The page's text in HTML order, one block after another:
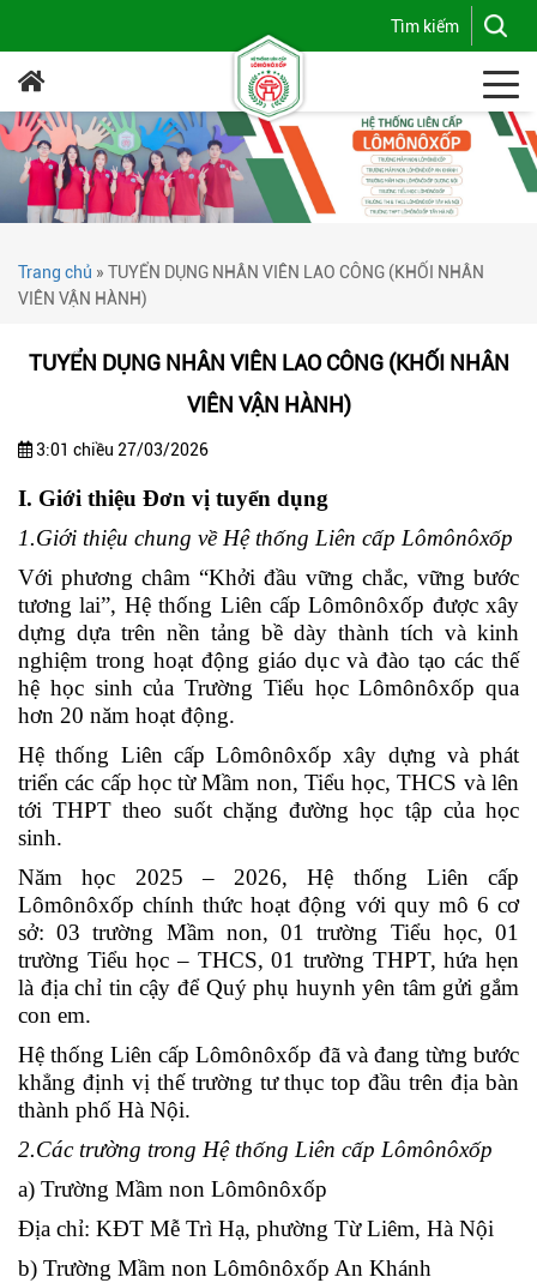
Trang chủ » TUYỂN DỤNG NHÂN VIÊN LAO CÔNG (KHỐI NHÂN
VIÊN VẬN HÀNH)
TUYỂN DỤNG NHÂN VIÊN LAO CÔNG (KHỐI NHÂN
VIÊN VẬN HÀNH)
3:01 chiều 27/03/2026
I. Giới thiệu Đơn vị tuyển dụng
1.Giới thiệu chung về Hệ thống Liên cấp Lômônôxốp
Với phương châm “Khởi đầu vững chắc, vững bước
tương lai”, Hệ thống Liên cấp Lômônôxốp được xây
dựng dựa trên nền tảng bề dày thành tích và kinh
nghiệm trong hoạt động giáo dục và đào tạo các thế
hệ học sinh của Trường Tiểu học Lômônôxốp qua
hơn 20 năm hoạt động.
Hệ thống Liên cấp Lômônôxốp xây dựng và phát
triển các cấp học từ Mầm non, Tiểu học, THCS và lên
tới THPT theo suốt chặng đường học tập của học
sinh.
Năm học 2025 – 2026, Hệ thống Liên cấp
Lômônôxốp chính thức hoạt động với quy mô 6 cơ
sở: 03 trường Mầm non, 01 trường Tiểu học, 01
trường Tiểu học – THCS, 01 trường THPT, hứa hẹn
là địa chỉ tin cậy để Quý phụ huynh yên tâm gửi gắm
con em.
Hệ thống Liên cấp Lômônôxốp đã và đang từng bước
khẳng định vị thế trường tư thục top đầu trên địa bàn
thành phố Hà Nội.
2.Các trường trong Hệ thống Liên cấp Lômônôxốp
a) Trường Mầm non Lômônôxốp
Địa chỉ: KĐT Mễ Trì Hạ, phường Từ Liêm, Hà Nội
b) Trường Mầm non Lômônôxốp An Khánh